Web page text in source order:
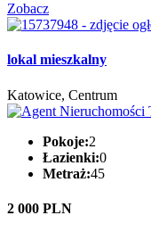
Zobacz
lokal mieszkalny
Katowice, Centrum
Pokoje:2
Łazienki:0
Metraż:45
2 000 PLN